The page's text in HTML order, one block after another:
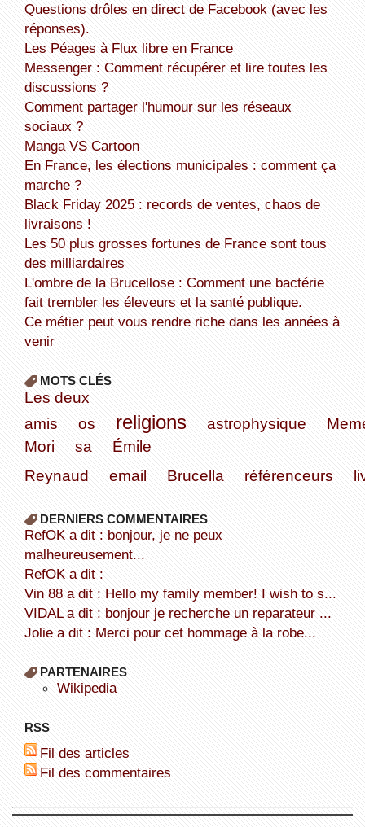
Questions drôles en direct de Facebook (avec les
réponses).
Les Péages à Flux libre en France
Messenger : Comment récupérer et lire toutes les
discussions ?
Comment partager l'humour sur les réseaux
sociaux ?
Manga VS Cartoon
En France, les élections municipales : comment ça
marche ?
Black Friday 2025 : records de ventes, chaos de
livraisons !
Les 50 plus grosses fortunes de France sont tous
des milliardaires
L'ombre de la Brucellose : Comment une bactérie
fait trembler les éleveurs et la santé publique.
Ce métier peut vous rendre riche dans les années à
venir
MOTS CLÉS
Les deux
amis
os religions astrophysique
Mori
sa
Émile
Reynaud
email Brucella référenceurs
DERNIERS COMMENTAIRES
refOK a dit : bonjour, je ne peux
malheureusement...
refOK a dit :
Vin 88 a dit : Hello my family member! I wish to s...
VIDAL a dit : bonjour je recherche un reparateur ...
Jolie a dit : Merci pour cet hommage à la robe...
PARTENAIRES
wikipedia
RSS
Fil des articles
Fil des commentaires